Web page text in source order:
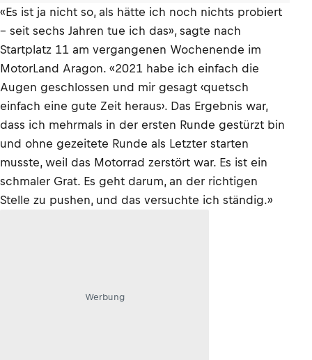
«Es ist ja nicht so, als hätte ich noch nichts probiert
– seit sechs Jahren tue ich das», sagte nach
Startplatz 11 am vergangenen Wochenende im
MotorLand Aragon. «2021 habe ich einfach die
Augen geschlossen und mir gesagt ‹quetsch
einfach eine gute Zeit heraus›. Das Ergebnis war,
dass ich mehrmals in der ersten Runde gestürzt bin
und ohne gezeitete Runde als Letzter starten
musste, weil das Motorrad zerstört war. Es ist ein
schmaler Grat. Es geht darum, an der richtigen
Stelle zu pushen, und das versuchte ich ständig.»
Werbung